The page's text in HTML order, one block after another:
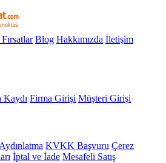
Blog Hakkımızda İletişim
Kaydı Firma Girişi Müşteri Girişi
KVKK Başvuru Çerez
İptal ve İade Mesafeli Satış